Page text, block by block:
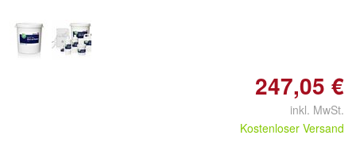
247,05 €
inkl. MwSt.
Kostenloser Versand